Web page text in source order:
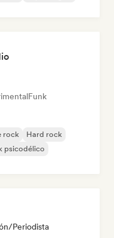
Funk
rock
Hard rock
psicodélico
Periodista